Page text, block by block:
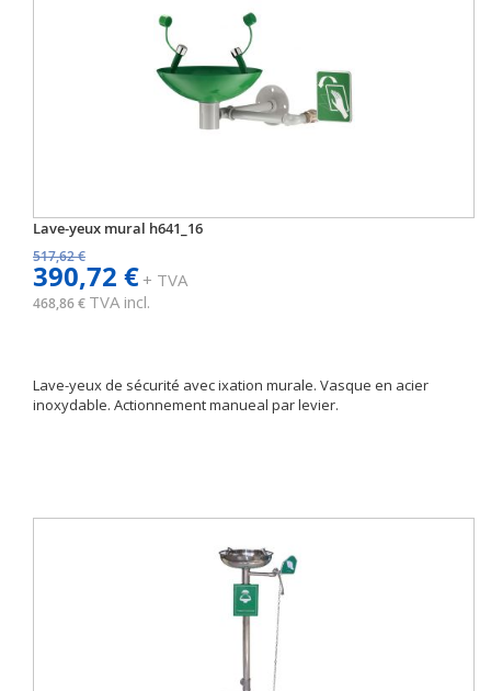
Lave-yeux mural h641_16
517,62 €
390,72 €+ TVA
468,86 € TVA incl.
Lave-yeux de sécurité avec ixation murale. Vasque en acier
inoxydable. Actionnement manueal par levier.